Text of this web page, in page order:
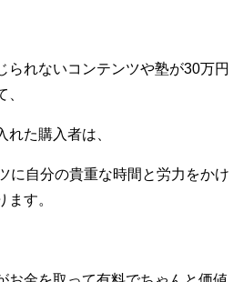
られないコンテンツや塾が30万円
れた購入者は、
に自分の貴重な時間と労力をかけ
す。